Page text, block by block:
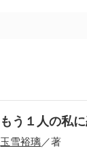
もう１人の私
玉雪裕璃／著